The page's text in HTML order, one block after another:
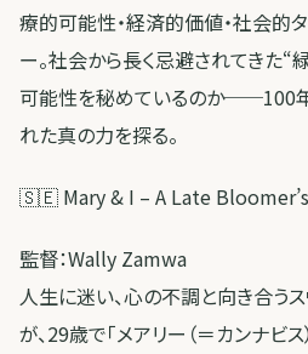
療的可能性・経済的価値・社会的
ー。社会から長く忌避されてきた“
可能性を秘めているのか──100
れた真の力を探る。
🇸🇪 Mary & I – A Late
監督：Wally Zamwa
人生に迷い、心の不調と向き合う
が、29歳で「メアリー（＝カンナビ